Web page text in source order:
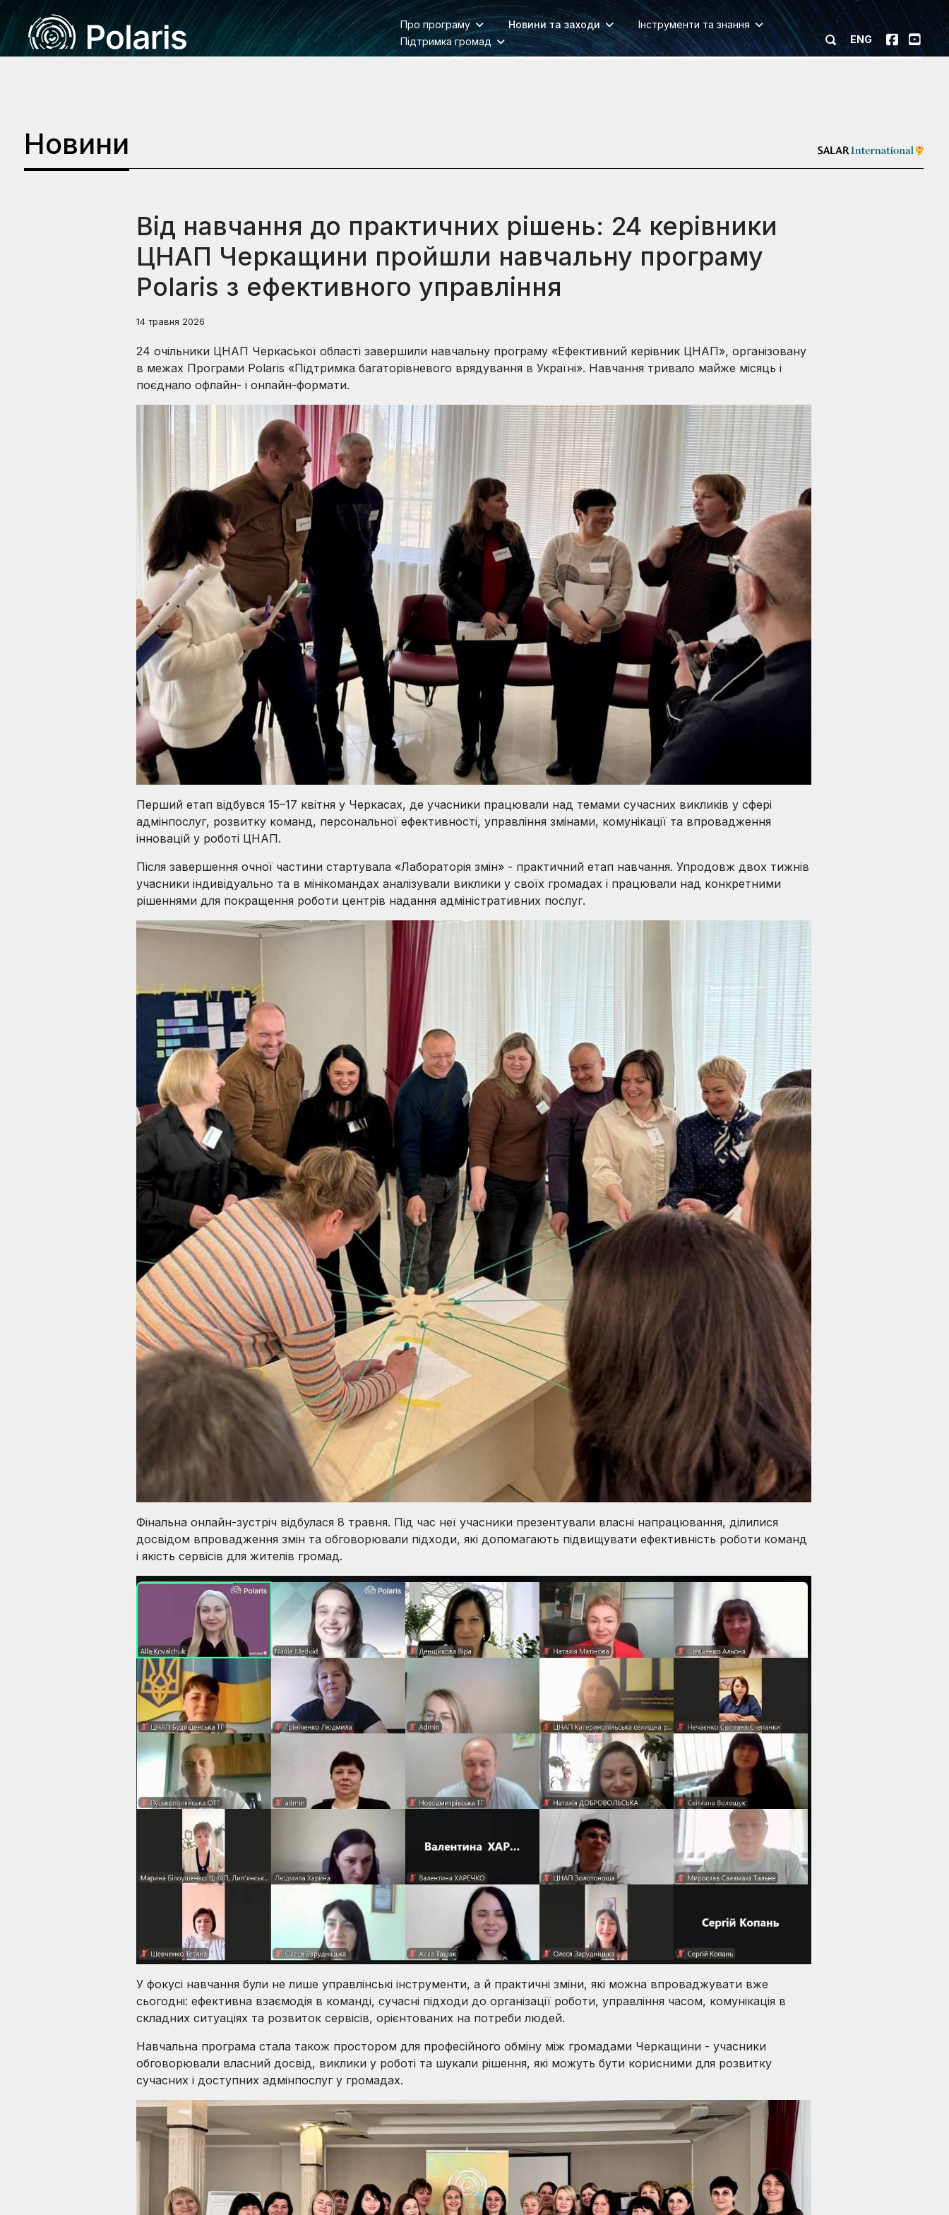
Про програму Новини та заходи
Інструменти та знання
Підтримка громад
ENG
Новини
Від навчання до практичних рішень: 24 керівники
ЦНАП Черкащини пройшли навчальну програму
Polaris з ефективного управління
14 травня 2026
24 очільники ЦНАП Черкаської області завершили навчальну програму «Ефективний керівник ЦНАП», організовану
в межах Програми Polaris «Підтримка багаторівневого врядування в Україні». Навчання тривало майже місяць і
поєднало офлайн- і онлайн-формати.
Перший етап відбувся 15–17 квітня у Черкасах, де учасники працювали над темами сучасних викликів у сфері
адмінпослуг, розвитку команд, персональної ефективності, управління змінами, комунікації та впровадження
інновацій у роботі ЦНАП.
Після завершення очної частини стартувала «Лабораторія змін» - практичний етап навчання. Упродовж двох тижнів
учасники індивідуально та в мінікомандах аналізували виклики у своїх громадах і працювали над конкретними
рішеннями для покращення роботи центрів надання адміністративних послуг.
Фінальна онлайн-зустріч відбулася 8 травня. Під час неї учасники презентували власні напрацювання, ділилися
досвідом впровадження змін та обговорювали підходи, які допомагають підвищувати ефективність роботи команд
і якість сервісів для жителів громад.
У фокусі навчання були не лише управлінські інструменти, а й практичні зміни, які можна впроваджувати вже
сьогодні: ефективна взаємодія в команді, сучасні підходи до організації роботи, управління часом, комунікація в
складних ситуаціях та розвиток сервісів, орієнтованих на потреби людей.
Навчальна програма стала також простором для професійного обміну між громадами Черкащини - учасники
обговорювали власний досвід, виклики у роботі та шукали рішення, які можуть бути корисними для розвитку
сучасних і доступних адмінпослуг у громадах.